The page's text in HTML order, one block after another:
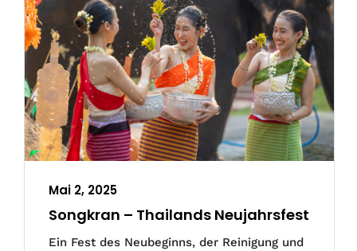
Mai 2, 2025
Songkran – Thailands Neujahrsfest
Ein Fest des Neubeginns, der Reinigung und